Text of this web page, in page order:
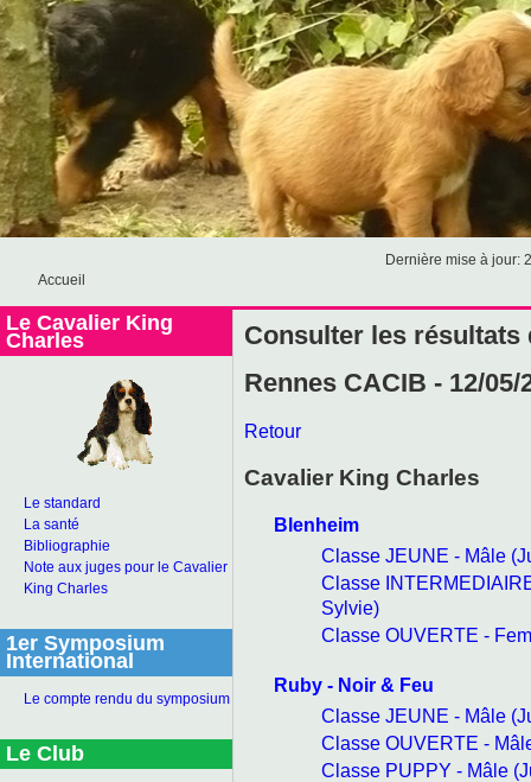
Accueil
Dernière mise à jour:
Le Cavalier King
Charles
Le standard
La santé
Bibliographie
Note aux juges pour le Cavalier
King Charles
1er Symposium
International
Le compte rendu du symposium
Le Club
Consulter les résultats
Rennes CACIB - 12/05/
Retour
Cavalier King Charles
Blenheim
Classe JEUNE - Mâle
Classe
Sylvie)
Classe OUVERTE -
Ruby - Noir & Feu
Classe JEUNE - Mâle
Classe OUVERTE -
Classe PUPPY - Mâle